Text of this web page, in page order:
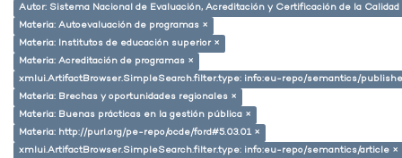
Autor: Sistema Nacional de Evaluación, Acreditación y Certificación de la
Materia: Autoevaluación de programas ×
Materia: Institutos de educación superior ×
Materia: Acreditación de programas ×
xmlui.ArtifactBrowser.SimpleSearch.filter.type: info:eu-repo/semantics/
Materia: Brechas y oportunidades regionales ×
Materia: Buenas prácticas en la gestión pública ×
Materia: http://purl.org/pe-repo/ocde/ford#5.03.01 ×
xmlui.ArtifactBrowser.SimpleSearch.filter.type: info:eu-repo/semantics/article ×